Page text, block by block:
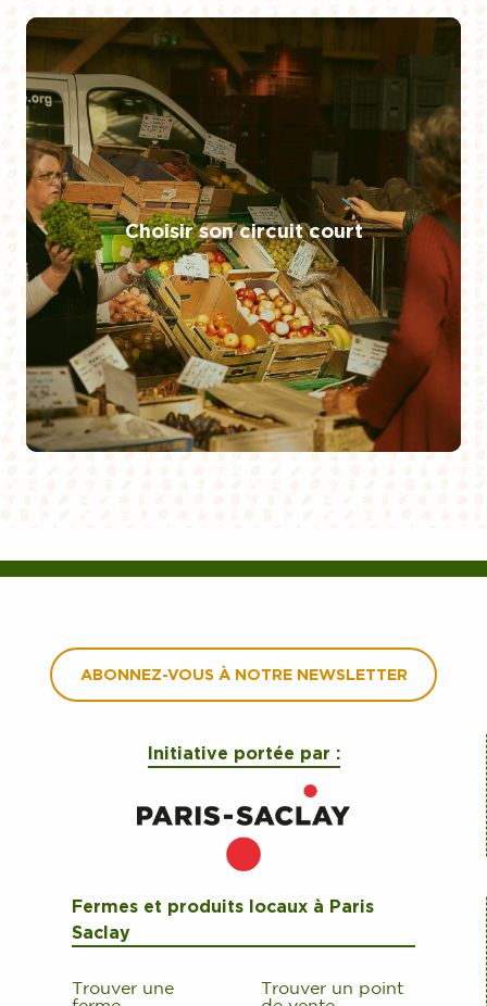
Choisir son circuit court
ABONNEZ-VOUS À NOTRE NEWSLETTER
Initiative portée par :
Fermes et produits locaux à Paris
Saclay
Trouver une
Trouver un point